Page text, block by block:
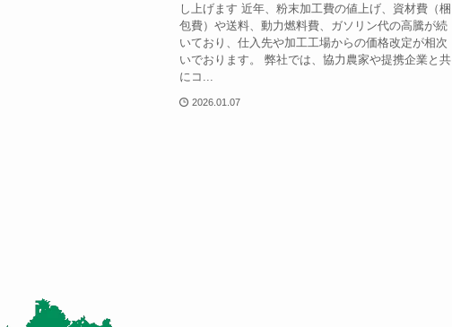
し上げます 近年、粉末加工費の値上げ、資材費（梱
包費）や送料、動力燃料費、ガソリン代の高騰が続
いており、仕入先や加工工場からの価格改定が相次
いでおります。 弊社では、協力農家や提携企業と共
にコ...
2026.01.07